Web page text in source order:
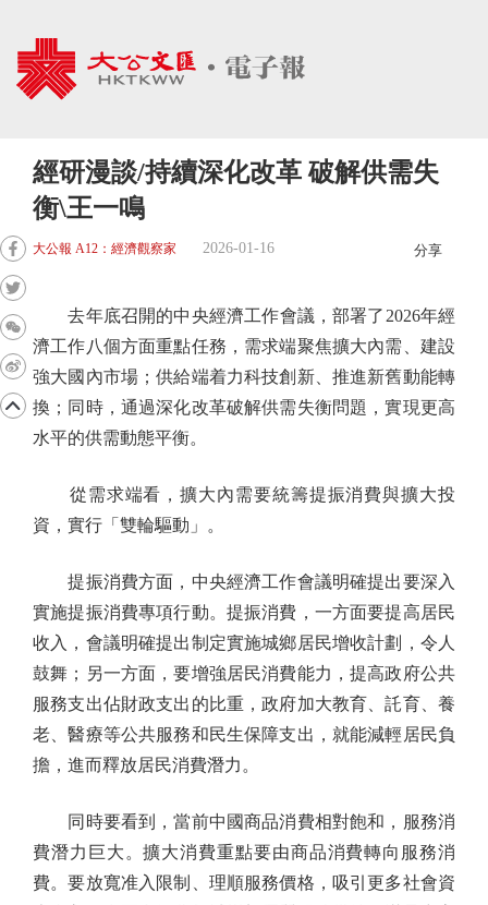
經研漫談/持續深化改革 破解供需失
衡\王一鳴
大公報 A12：經濟觀察家 2026-01-16 分享
去年底召開的中央經濟工作會議，部署了2026年經
濟工作八個方面重點任務，需求端聚焦擴大內需、建設
強大國內市場；供給端着力科技創新、推進新舊動能轉
換；同時，通過深化改革破解供需失衡問題，實現更高
水平的供需動態平衡。
從需求端看，擴大內需要統籌提振消費與擴大投
資，實行「雙輪驅動」。
提振消費方面，中央經濟工作會議明確提出要深入
實施提振消費專項行動。提振消費，一方面要提高居民
收入，會議明確提出制定實施城鄉居民增收計劃，令人
鼓舞；另一方面，要增強居民消費能力，提高政府公共
服務支出佔財政支出的比重，政府加大教育、託育、養
老、醫療等公共服務和民生保障支出，就能減輕居民負
擔，進而釋放居民消費潛力。
同時要看到，當前中國商品消費相對飽和，服務消
費潛力巨大。擴大消費重點要由商品消費轉向服務消
費。要放寬准入限制、理順服務價格，吸引更多社會資